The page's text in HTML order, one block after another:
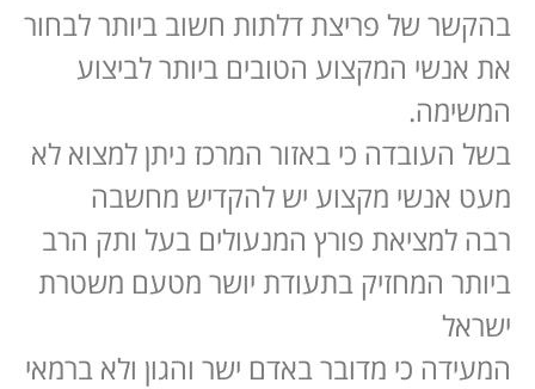
בהקשר של פריצת דלתות חשוב ביותר לבחור
את אנשי המקצוע הטובים ביותר לביצוע
המשימה.
בשל העובדה כי באזור המרכז ניתן למצוא לא
מעט אנשי מקצוע יש להקדיש מחשבה
רבה למציאת פורץ המנעולים בעל ותק הרב
ביותר המחזיק בתעודת יושר מטעם משטרת
ישראל
המעידה כי מדובר באדם ישר והגון ולא ברמאי